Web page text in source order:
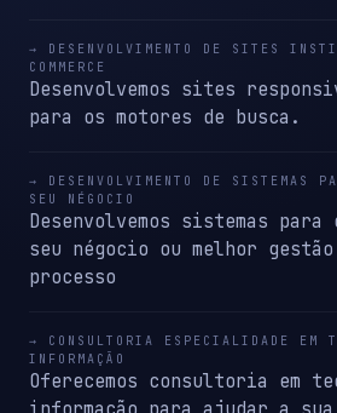
→ DESENVOLVIMENTO DE SITES
COMMERCE
Desenvolvemos sites
para os motores de busca.
→ DESENVOLVIMENTO DE SISTEMAS
SEU NÉGOCIO
Desenvolvemos sistemas
seu négocio ou melhor
processo
→ CONSULTORIA ESPECIALIDADE EM
INFORMAÇÃO
Oferecemos consultoria em